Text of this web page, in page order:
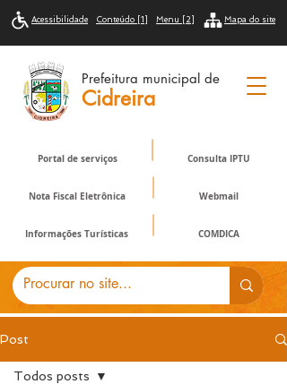
Portal de serviços Consulta IPTU
Nota Fiscal Eletrônica
Informações Turísticas COMDICA
Webmail
Acessibilidade Conteúdo [1] Menu [2] Mapa do site
Prefeitura municipal de
Cidreira
Post
Todos posts